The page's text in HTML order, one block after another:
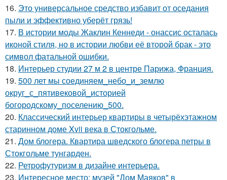
16. Это универсальное средство избавит от оседания
пыли и эффективно уберёт грязь!
17. В истории моды Жаклин Кеннеди - онассис осталась
иконой стиля, но в истории любви её второй брак - это
символ фатальной ошибки.
18. Интерьер студии 27 м 2 в центре Парижа, Франция.
19. 500 лет мы соединяем_небо_и_землю
округ_с_пятивековой_историей
богородскому_поселению_500.
20. Классический интерьер квартиры в четырёхэтажном
старинном доме Xvii века в Стокгольме.
21. Дом блогера. Квартира шведского блогера петры в
Стокгольме тунгарден.
22. Ретрофутуризм в дизайне интерьера.
23. Интересное место: музей "Дом Маяков" в